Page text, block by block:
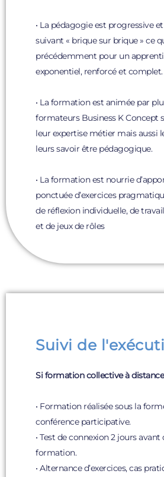
• La pédagogie est progressive
suivant « brique sur brique » ce
précédemment pour un
exponentiel, renforcé et complet.
• La formation est animée par
formateurs Business K Concept
leur expertise métier mais aussi
leurs savoir être pédagogique.
• La formation est nourrie
ponctuée d’exercices
de réflexion individuelle, de
et de jeux de rôles
Suivi de
Si formation collective à
• Formation réalisée sous la
conférence participative.
• Test de connexion 2 jours
formation.
• Alternance d’exercices, cas